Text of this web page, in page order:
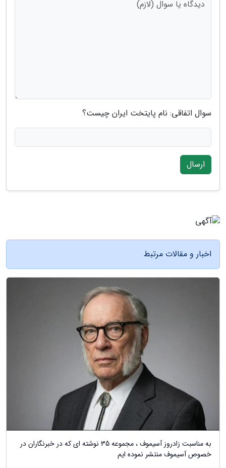
سوال اتفاقی: نام پایتخت ایران چیست؟
ارسال
اخبار و مقالات مرتبط
به مناسبت زادروز آسیموف ، مجموعه 35 نوشته ای که در خبرنگاران در
خصوص آسیموف منتشر نموده ایم